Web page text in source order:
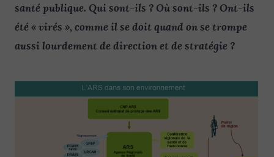
santé publique. Qui sont-ils ? Où sont-ils ? Ont-ils
été « virés », comme il se doit quand on se trompe
aussi lourdement de direction et de stratégie ?